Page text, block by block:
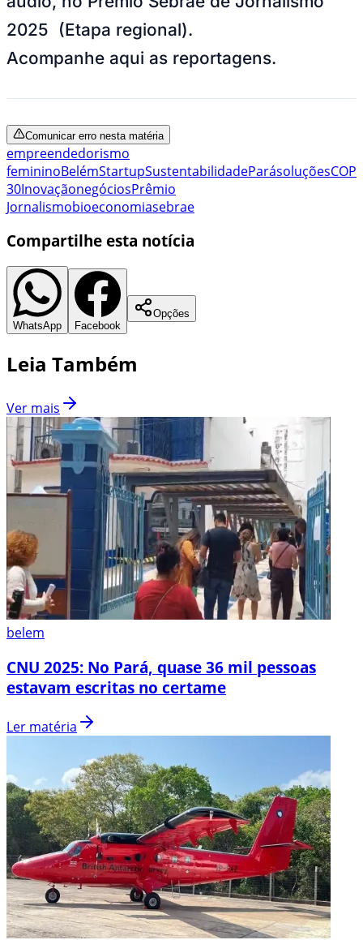
2025 (Etapa regional).
Acompanhe aqui as reportagens.
Comunicar erro nesta matéria
empreendedorismo
femininoBelémStartupSustentabilidadeParásoluçõesCOP
30InovaçãonegóciosPrêmio
Jornalismobioeconomiasebrae
Compartilhe esta notícia
WhatsApp Facebook
Opções
Leia Também
Ver mais
belem
CNU 2025: No Pará, quase 36 mil pessoas
estavam escritas no certame
Ler matéria